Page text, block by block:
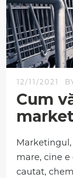
12/11/2021
Cum
mare, cine e
cautat,